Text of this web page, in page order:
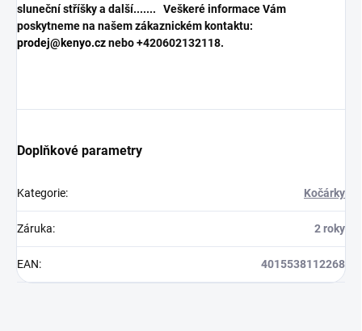
sluneční stříšky a další....... Veškeré informace Vám
poskytneme na našem zákaznickém kontaktu:
prodej@kenyo.cznebo +420602132118.
Doplňkové parametry
Kategorie: Kočárky
Záruka: 2 roky
EAN: 4015538112268